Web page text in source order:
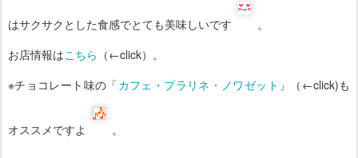
はサクサクとした食感でとても美味しいです
。
お店情報はこちら （←click）。
※チョコレート味の「カフェ・プラリネ・ノワゼット 」（←click)も
オススメですよ 。